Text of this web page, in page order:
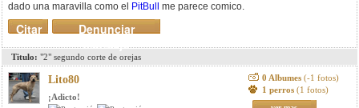
dado una maravilla como el
PitBull me parece comico.
Denunciar
mensaje
Citar
Titulo: "2" segundo corte de orejas
Lito80
¡Adicto!
0 Albumes (-1 fotos)
1 perros (1 fotos)